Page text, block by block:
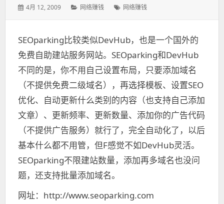
发
4月 12, 2009
分
网络赚钱
标
网络赚钱
SEOparking比较类似DevHub，也是一个国外的
免费自助建站服务网站。SEOparking和DevHub
不同的是，你不用自己设置布局，只要添加域名
（不提供免费二级域名），再选择模板、设置SEO
优化、自动更新什么类别的内容（也支持自己添加
文章）、更新频率、更新数量、添加你的广告代码
（不提供广告服务）就行了，完全自动化了，以后
基本什么都不用管，但F感觉不如DevHub灵活。
SEOparking不限建站数量，添加再多域名也没问
题，还支持批量添加域名。
网址：http://www.seoparking.com